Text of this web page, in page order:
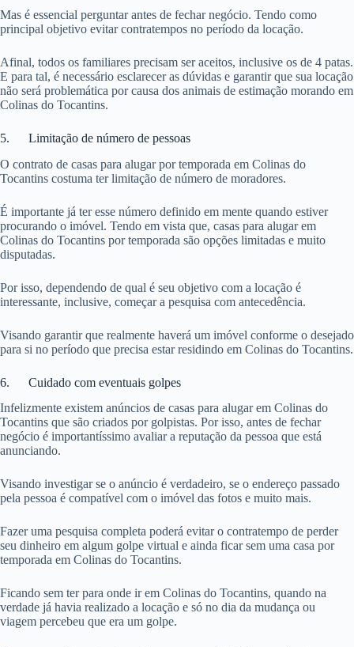
Mas é essencial perguntar antes de fechar negócio. Tendo como
principal objetivo evitar contratempos no período da locação.
Afinal, todos os familiares precisam ser aceitos, inclusive os de 4 patas.
E para tal, é necessário esclarecer as dúvidas e garantir que sua locação
não será problemática por causa dos animais de estimação morando em
Colinas do Tocantins.
5. Limitação de número de pessoas
O contrato de casas para alugar por temporada em Colinas do
Tocantins costuma ter limitação de número de moradores.
É importante já ter esse número definido em mente quando estiver
procurando o imóvel. Tendo em vista que, casas para alugar em
Colinas do Tocantins por temporada são opções limitadas e muito
disputadas.
Por isso, dependendo de qual é seu objetivo com a locação é
interessante, inclusive, começar a pesquisa com antecedência.
Visando garantir que realmente haverá um imóvel conforme o desejado
para si no período que precisa estar residindo em Colinas do Tocantins.
6. Cuidado com eventuais golpes
Infelizmente existem anúncios de casas para alugar em Colinas do
Tocantins que são criados por golpistas. Por isso, antes de fechar
negócio é importantíssimo avaliar a reputação da pessoa que está
anunciando.
Visando investigar se o anúncio é verdadeiro, se o endereço passado
pela pessoa é compatível com o imóvel das fotos e muito mais.
Fazer uma pesquisa completa poderá evitar o contratempo de perder
seu dinheiro em algum golpe virtual e ainda ficar sem uma casa por
temporada em Colinas do Tocantins.
Ficando sem ter para onde ir em Colinas do Tocantins, quando na
verdade já havia realizado a locação e só no dia da mudança ou
viagem percebeu que era um golpe.